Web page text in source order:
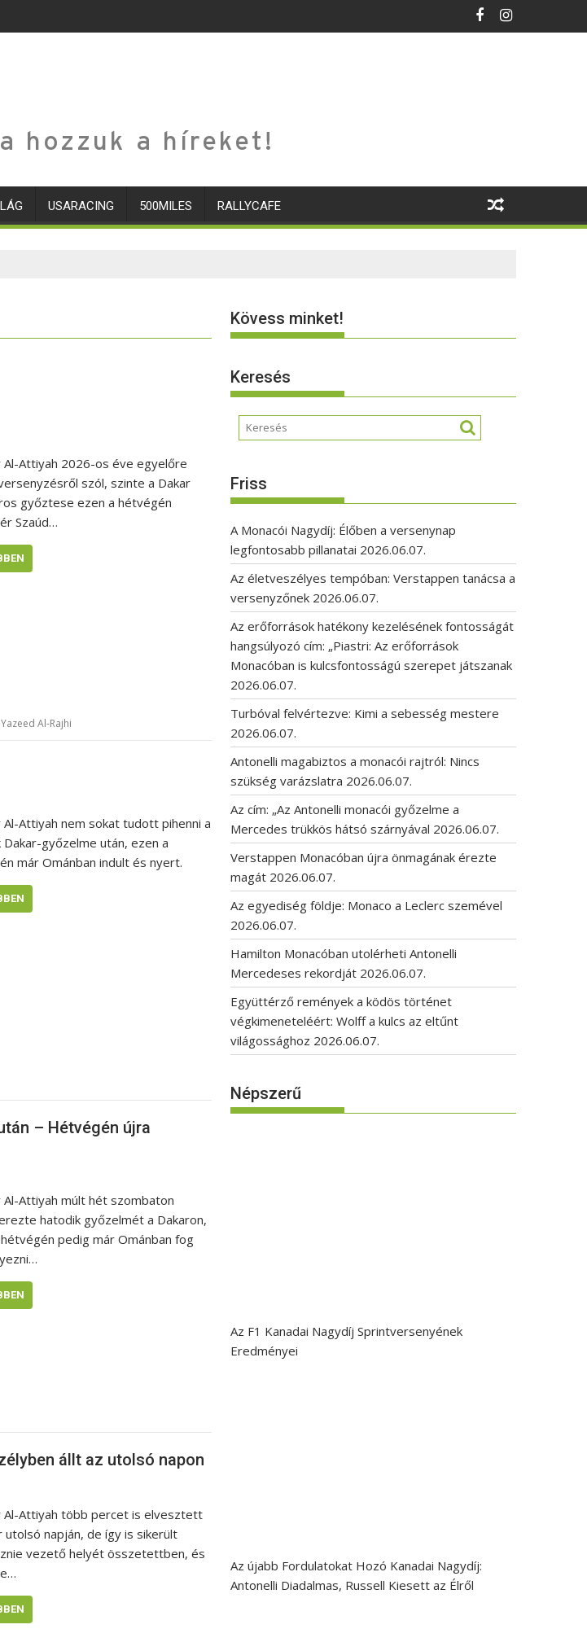
hozzuk a híreket!
USARACING 500MILES RALLYCAFE
Al-Attiyah 2026-os éve egyelőre
szól, szinte a Dakar
győztese ezen a hétvégén
Szaúd…
Yazeed Al-Rajhi
Al-Attiyah nem sokat tudott pihenni a
Dakar-győzelme után, ezen a
már Ománban indult és nyert.
– Hétvégén újra
Al-Attiyah múlt hét szombaton
hatodik győzelmét a Dakaron,
pedig már Ománban fog
állt az utolsó napon
Al-Attiyah több percet is elvesztett
utolsó napján, de így is sikerült
vezető helyét összetettben, és
Kövess minket!
Keresés
Friss
A Monacói Nagydíj: Élőben a versenynap
legfontosabb pillanatai 2026.06.07.
Az életveszélyes tempóban: Verstappen tanácsa a
versenyzőnek 2026.06.07.
Az erőforrások hatékony kezelésének fontosságát
hangsúlyozó cím: „Piastri: Az erőforrások
Monacóban is kulcsfontosságú szerepet játszanak
2026.06.07.
Turbóval felvértezve: Kimi a sebesség mestere
2026.06.07.
Antonelli magabiztos a monacói rajtról: Nincs
szükség varázslatra 2026.06.07.
Az cím: „Az Antonelli monacói győzelme a
Mercedes trükkös hátsó szárnyával 2026.06.07.
Verstappen Monacóban újra önmagának érezte
magát 2026.06.07.
Az egyediség földje: Monaco a Leclerc szemével
2026.06.07.
Hamilton Monacóban utolérheti Antonelli
Mercedeses rekordját 2026.06.07.
Együttérző remények a ködös történet
végkimeneteléért: Wolff a kulcs az eltűnt
világossághoz 2026.06.07.
Népszerű
Az F1 Kanadai Nagydíj Sprintversenyének
Eredményei
Az újabb Fordulatokat Hozó Kanadai Nagydíj:
Antonelli Diadalmas, Russell Kiesett az Élről